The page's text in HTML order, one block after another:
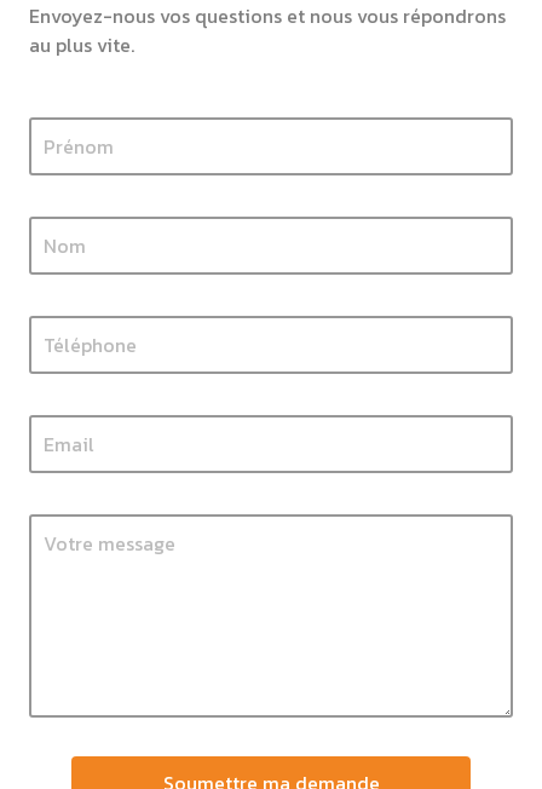
Envoyez-nous vos questions et nous vous répondrons
au plus vite.
Soumettre ma demande